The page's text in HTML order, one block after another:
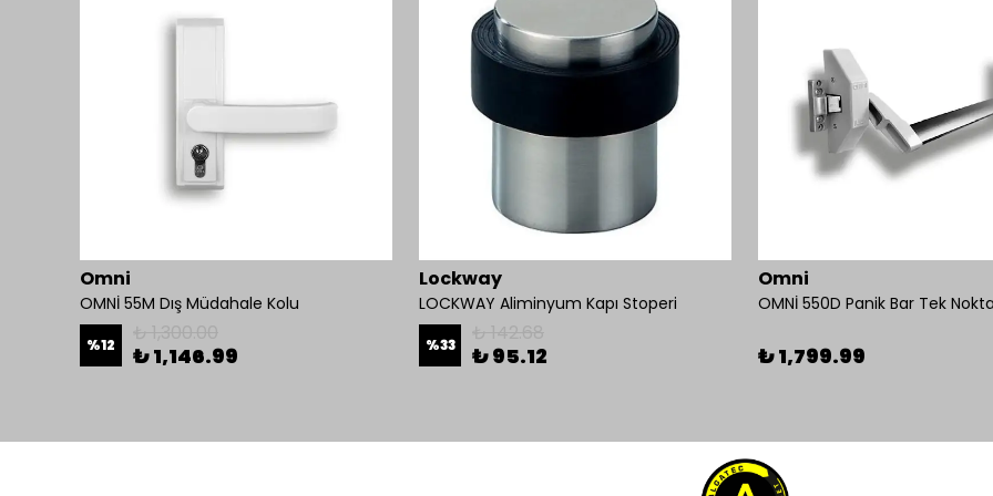
Omni
OMNİ 55M Dış Müdahale Kolu
%12 ₺ 1,146.99
Lockway
LOCKWAY Aliminyum Kapı Stoperi
%33 ₺ 95.12
Omni
₺ 1,799.99